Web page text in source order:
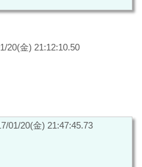
20(金) 21:12:10.50
01/20(金) 21:47:45.73